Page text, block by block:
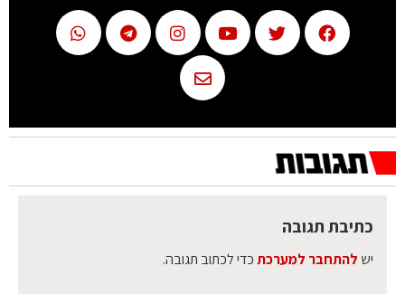
כתיבת תגובה
יש להתחבר למערכתכדי לכתוב תגובה.